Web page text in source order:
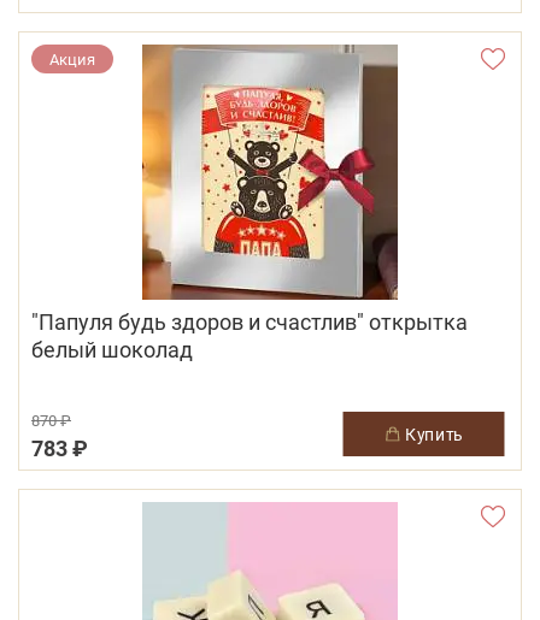
Акция
"Папуля будь здоров и счастлив" открытка
белый шоколад
870 ₽
783 ₽
купить